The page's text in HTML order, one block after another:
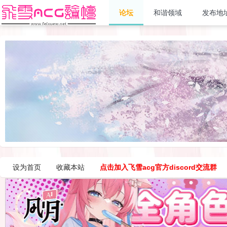
论坛 和谐领域 发布地
设为首页 收藏本站 点击加入飞雪acg官方discord交流群